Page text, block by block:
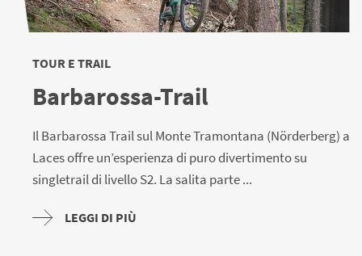
TOUR E TRAIL
Barbarossa-Trail
Il Barbarossa Trail sul Monte Tramontana (Nörderberg) a
Laces offre un’esperienza di puro divertimento su
singletrail di livello S2. La salita parte ...
LEGGI DI PIÙ